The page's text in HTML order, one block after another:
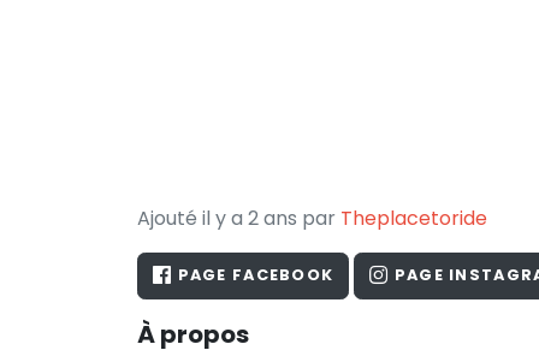
Ajouté il y a 2 ans par Theplacetoride
PAGE FACEBOOK PAGE
À propos